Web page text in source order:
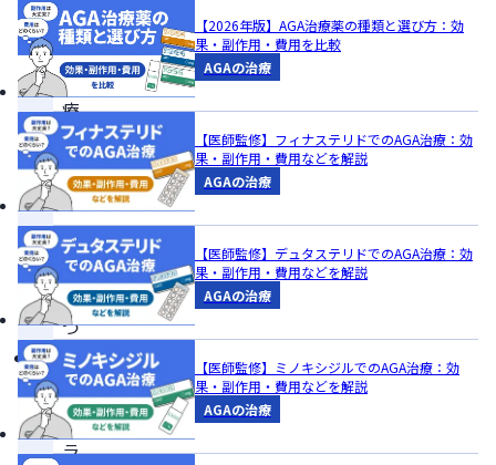
ピ
ー・
HARG
療
法・
PRP
治
療
の
3
つ
メ
ソ
セ
ラ
【2026年版】AGA治療薬の種類と選び方：効
果・副作用・費用を比較
AGAの治療
【医師監修】フィナステリドでのAGA治療：効
果・副作用・費用などを解説
AGAの治療
【医師監修】デュタステリドでのAGA治療：効
果・副作用・費用などを解説
AGAの治療
【医師監修】ミノキシジルでのAGA治療：効
果・副作用・費用などを解説
AGAの治療